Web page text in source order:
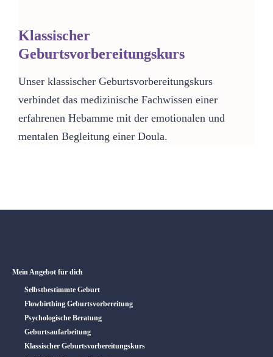
Klassischer
Geburtsvorbereitungskurs
Unser klassischer Geburtsvorbereitungskurs
verbindet das medizinische Fachwissen einer
erfahrenen Hebamme mit der emotionalen und
mentalen Begleitung einer Doula.
Mein Angebot für dich
Selbstbestimmte Geburt
Flowbirthing Geburtsvorbereitung
Psychologische Beratung
Geburtsaufarbeitung
Klassischer Geburtsvorbereitungskurs